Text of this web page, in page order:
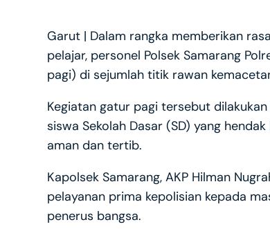
Garut | Dalam rangka memberikan
pelajar, personel Polsek Samarang
pagi) di sejumlah titik rawan
Kegiatan gatur pagi tersebut
siswa Sekolah Dasar (SD) yang
aman dan tertib.
Kapolsek Samarang, AKP Hilman
pelayanan prima kepolisian kepada
penerus bangsa.